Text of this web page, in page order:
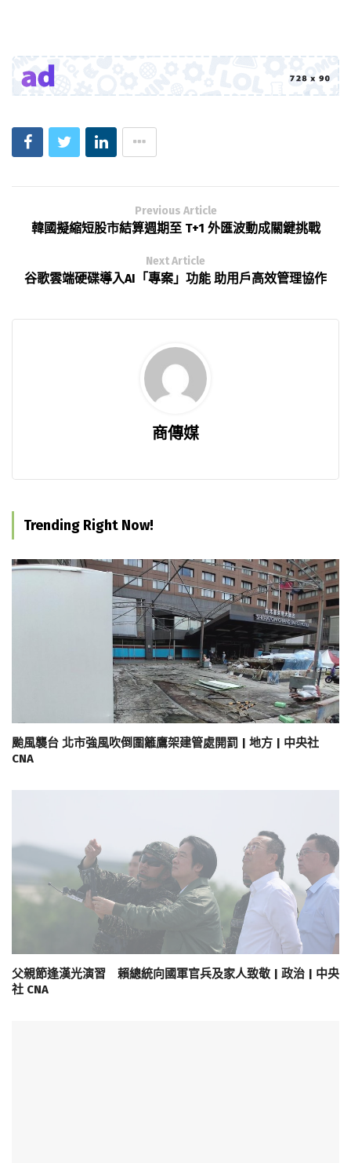
Previous Article
韓國擬縮短股市結算週期至 T+1 外匯波動成關鍵挑戰
Next Article
谷歌雲端硬碟導入AI「專案」功能 助用戶高效管理協作
商傳媒
Trending Right Now!
颱風襲台 北市強風吹倒圍籬鷹架建管處開罰 | 地方 | 中央社
CNA
父親節逢漢光演習 賴總統向國軍官兵及家人致敬 | 政治 | 中央
社 CNA